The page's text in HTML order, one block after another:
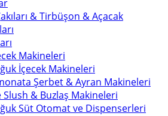
& Tirbüşon & Açacak
Makineleri
İçecek Makineleri
Şerbet & Ayran Makineleri
Slush & Buzlaş Makineleri
Süt Otomat ve Dispenserleri